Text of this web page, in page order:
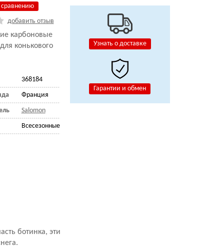
добавить отзыв
карбоновые
конькового
368184
Франция
Salomon
Всесезонные
Узнать о доставке
Гарантии и обмен
ботинка, эти